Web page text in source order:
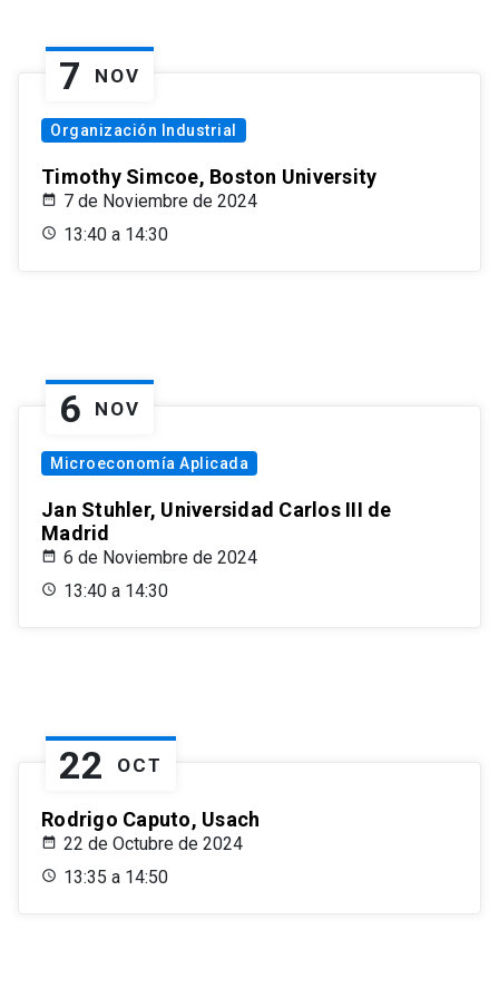
7 NOV
Organización Industrial
Timothy Simcoe, Boston University
7 de Noviembre de 2024
13:40 a 14:30
6 NOV
Microeconomía Aplicada
Jan Stuhler, Universidad Carlos III de
Madrid
6 de Noviembre de 2024
13:40 a 14:30
22 OCT
Rodrigo Caputo, Usach
22 de Octubre de 2024
13:35 a 14:50